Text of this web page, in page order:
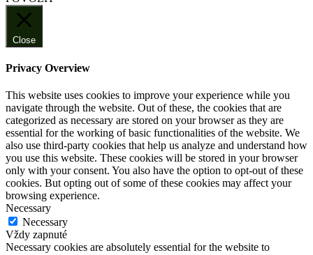
Close
Privacy Overview
This website uses cookies to improve your experience while you
navigate through the website. Out of these, the cookies that are
categorized as necessary are stored on your browser as they are
essential for the working of basic functionalities of the website. We
also use third-party cookies that help us analyze and understand how
you use this website. These cookies will be stored in your browser
only with your consent. You also have the option to opt-out of these
cookies. But opting out of some of these cookies may affect your
browsing experience.
Necessary
Necessary
Vždy zapnuté
Necessary cookies are absolutely essential for the website to